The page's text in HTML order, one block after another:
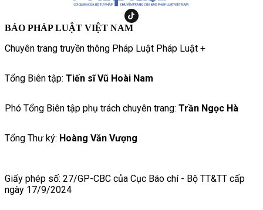
BÁO PHÁP LUẬT VIỆT NAM
Chuyên trang truyền thông Pháp Luật Pháp Luật +
Tổng Biên tập: Tiến sĩ Vũ Hoài Nam
Phó Tổng Biên tập phụ trách chuyên trang: Trần Ngọc Hà
Tổng Thư ký: Hoàng Văn Vượng
Giấy phép số: 27/GP-CBC của Cục Báo chí - Bộ TT&TT cấp
ngày 17/9/2024